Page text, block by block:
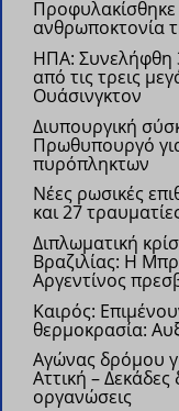
ανθρωποκτονία
ΗΠΑ: Συνελήφθη
από τις τρεις
Ουάσινγκτον
Διυπουργική
Πρωθυπουργό
πυρόπληκτων
Νέες ρωσικές
και 27
Διπλωματική
Βραζιλίας: Η
Αργεντίνος
Kαιρός:
θερμοκρασία:
Αγώνας δρόμου
Αττική –
οργανώσεις